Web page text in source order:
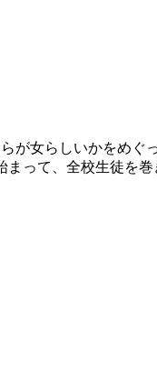
が女らしいかをめ
って、全校生徒を巻